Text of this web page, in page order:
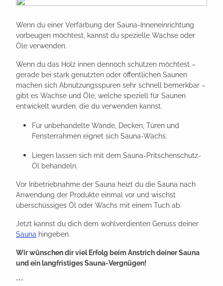
Wenn du einer Verfärbung der Sauna-Inneneinrichtung
vorbeugen möchtest, kannst du spezielle Wachse oder
Öle verwenden.
Wenn du das Holz innen dennoch schützen möchtest –
gerade bei stark genutzten oder öffentlichen Saunen
machen sich Abnutzungsspuren sehr schnell bemerkbar –
gibt es Wachse und Öle, welche speziell für Saunen
entwickelt wurden, die du verwenden kannst.
Für unbehandelte Wände, Decken, Türen und
Fensterrahmen eignet sich Sauna-Wachs.
Liegen lassen sich mit dem Sauna-Pritschenschutz-
Öl behandeln.
Vor Inbetriebnahme der Sauna heizt du die Sauna nach
Anwendung der Produkte einmal vor und wischst
überschüssiges Öl oder Wachs mit einem Tuch ab.
Jetzt kannst du dich dem wohlverdienten Genuss deiner
Sauna hingeben.
Wir wünschen dir viel Erfolg beim Anstrich deiner Sauna
und ein langfristiges Sauna-Vergnügen!
***